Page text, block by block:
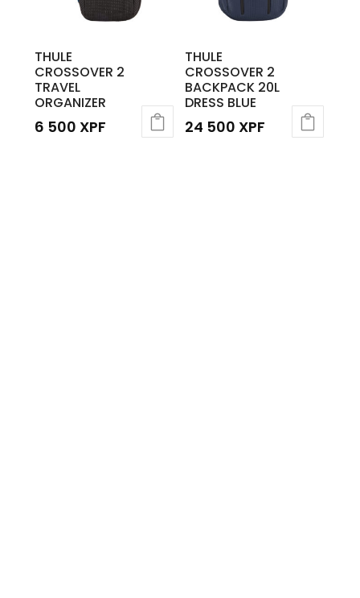
THULE
CROSSOVER 2
TRAVEL
ORGANIZER
6 500 XPF
THULE
CROSSOVER 2
BACKPACK 20L
DRESS BLUE
24 500 XPF